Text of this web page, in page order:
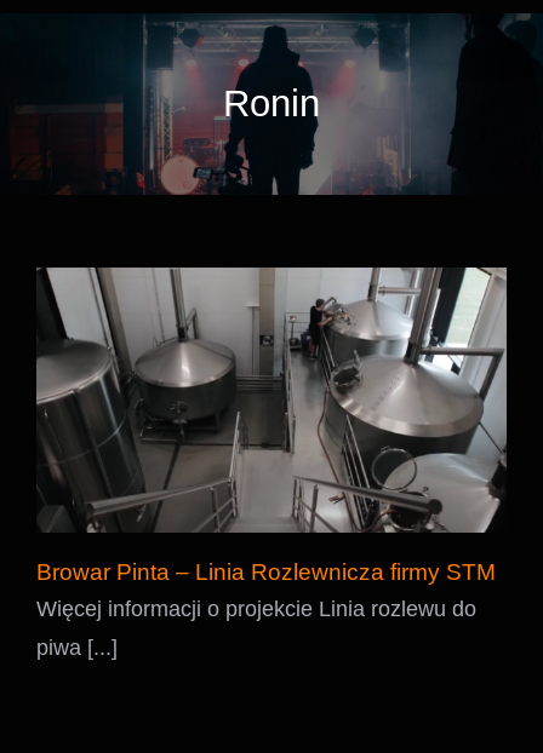
Ronin
Browar Pinta – Linia Rozlewnicza firmy
STM
Browar Pinta – Linia Rozlewnicza firmy STM
Więcej informacji o projekcie Linia rozlewu do
piwa [...]